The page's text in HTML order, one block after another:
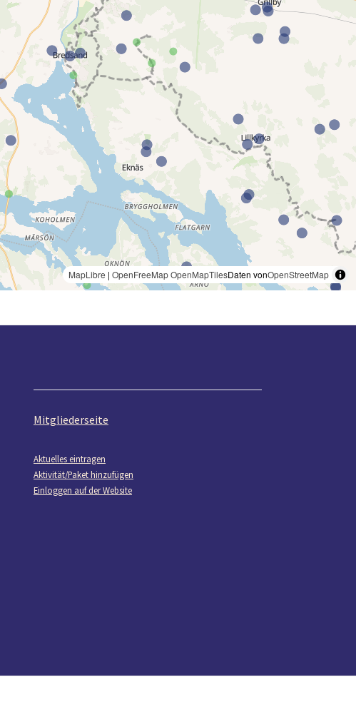
MapLibre | OpenFreeMapOpenMapTilesDaten vonOpenStreetMap
Mitgliederseite
Aktuelles eintragen
Aktivität/Paket hinzufügen
Einloggen auf der Website